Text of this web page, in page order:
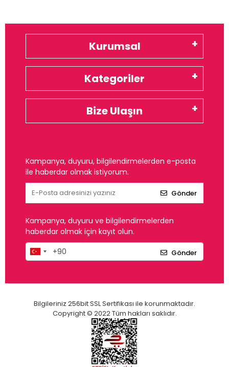
Kurumsal
Kategoriler
Bize Ulaşın
Kampanya, duyuru, bilgilendirmelerden e-posta
ile haberdar olmak istiyorum.
Gönder
Kampanya, duyuru ve bilgilendirmelerden
haberdar olmak için kayıt olun.
Gönder
Bilgileriniz 256bit SSL Sertifikası ile korunmaktadır.
Copyright © 2022 Tüm hakları saklıdır.